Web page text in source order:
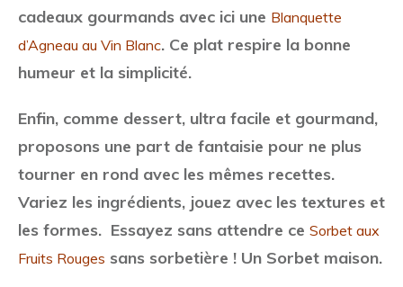
cadeaux gourmands avec ici une Blanquette
d’Agneau au Vin Blanc. Ce plat respire la bonne
humeur et la simplicité.
Enfin, comme dessert, ultra facile et gourmand,
proposons une part de fantaisie pour ne plus
tourner en rond avec les mêmes recettes.
Variez les ingrédients, jouez avec les textures et
les formes. Essayez sans attendre ce Sorbet aux
Fruits Rouges sans sorbetière ! Un Sorbet maison.